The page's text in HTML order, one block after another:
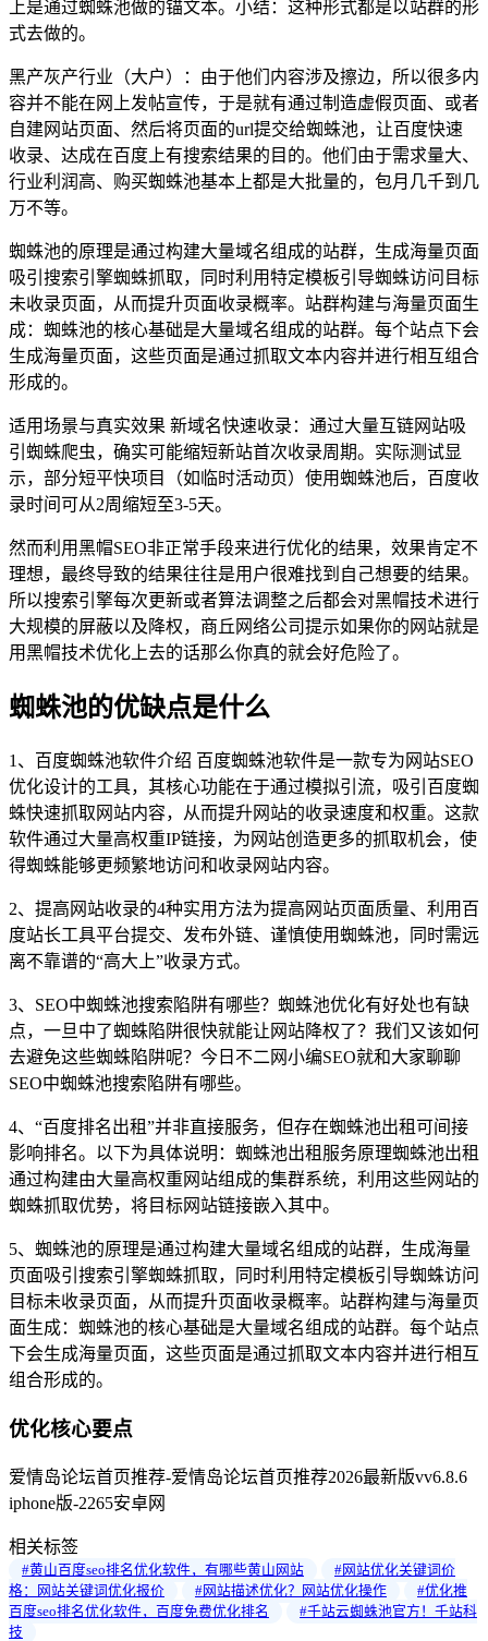
上是通过蜘蛛池做的锚文本。小结：这种形式都是以站群的形
式去做的。
黑产灰产行业（大户）：由于他们内容涉及擦边，所以很多内
容并不能在网上发帖宣传，于是就有通过制造虚假页面、或者
自建网站页面、然后将页面的url提交给蜘蛛池，让百度快速
收录、达成在百度上有搜索结果的目的。他们由于需求量大、
行业利润高、购买蜘蛛池基本上都是大批量的，包月几千到几
万不等。
蜘蛛池的原理是通过构建大量域名组成的站群，生成海量页面
吸引搜索引擎蜘蛛抓取，同时利用特定模板引导蜘蛛访问目标
未收录页面，从而提升页面收录概率。站群构建与海量页面生
成：蜘蛛池的核心基础是大量域名组成的站群。每个站点下会
生成海量页面，这些页面是通过抓取文本内容并进行相互组合
形成的。
适用场景与真实效果 新域名快速收录：通过大量互链网站吸
引蜘蛛爬虫，确实可能缩短新站首次收录周期。实际测试显
示，部分短平快项目（如临时活动页）使用蜘蛛池后，百度收
录时间可从2周缩短至3-5天。
然而利用黑帽SEO非正常手段来进行优化的结果，效果肯定不
理想，最终导致的结果往往是用户很难找到自己想要的结果。
所以搜索引擎每次更新或者算法调整之后都会对黑帽技术进行
大规模的屏蔽以及降权，商丘网络公司提示如果你的网站就是
用黑帽技术优化上去的话那么你真的就会好危险了。
蜘蛛池的优缺点是什么
1、百度蜘蛛池软件介绍 百度蜘蛛池软件是一款专为网站SEO
优化设计的工具，其核心功能在于通过模拟引流，吸引百度蜘
蛛快速抓取网站内容，从而提升网站的收录速度和权重。这款
软件通过大量高权重IP链接，为网站创造更多的抓取机会，使
得蜘蛛能够更频繁地访问和收录网站内容。
2、提高网站收录的4种实用方法为提高网站页面质量、利用百
度站长工具平台提交、发布外链、谨慎使用蜘蛛池，同时需远
离不靠谱的“高大上”收录方式。
3、SEO中蜘蛛池搜索陷阱有哪些？蜘蛛池优化有好处也有缺
点，一旦中了蜘蛛陷阱很快就能让网站降权了？我们又该如何
去避免这些蜘蛛陷阱呢？今日不二网小编SEO就和大家聊聊
SEO中蜘蛛池搜索陷阱有哪些。
4、“百度排名出租”并非直接服务，但存在蜘蛛池出租可间接
影响排名。以下为具体说明：蜘蛛池出租服务原理蜘蛛池出租
通过构建由大量高权重网站组成的集群系统，利用这些网站的
蜘蛛抓取优势，将目标网站链接嵌入其中。
5、蜘蛛池的原理是通过构建大量域名组成的站群，生成海量
页面吸引搜索引擎蜘蛛抓取，同时利用特定模板引导蜘蛛访问
目标未收录页面，从而提升页面收录概率。站群构建与海量页
面生成：蜘蛛池的核心基础是大量域名组成的站群。每个站点
下会生成海量页面，这些页面是通过抓取文本内容并进行相互
组合形成的。
优化核心要点
爱情岛论坛首页推荐-爱情岛论坛首页推荐2026最新版vv6.8.6
iphone版-2265安卓网
相关标签
#黄山百度seo排名优化软件，有哪些黄山网站
#网站优化关键词价
格：网站关键词优化报价
#网站描述优化？网站优化操作
#优化推
百度seo排名优化软件，百度免费优化排名
#千站云蜘蛛池官方！千站科
技